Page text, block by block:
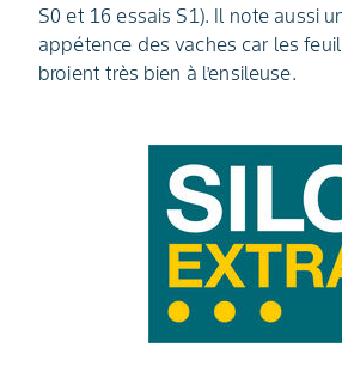
S0 et 16 essais S1). Il note aussi
appétence des vaches car les
broient très bien à l’ensileuse.